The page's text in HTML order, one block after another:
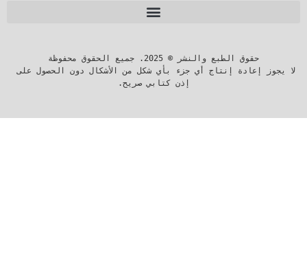
لا يجوز إعادة إنتاج أي جزء بأي شكل من الأشكال دون الحصول على
إذن كتابي صريح.